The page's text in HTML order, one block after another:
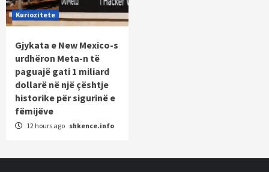
Kuriozitete
Gjykata e New Mexico-s
urdhëron Meta-n të
paguajë gati 1 miliard
dollarë në një çështje
historike për sigurinë e
fëmijëve
12 hours ago shkence.info